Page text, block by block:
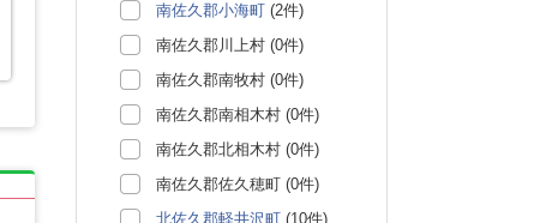
南佐久郡小海町 (2件)
南佐久郡川上村 (0件)
南佐久郡南牧村 (0件)
南佐久郡南相木村 (0件)
南佐久郡北相木村 (0件)
南佐久郡佐久穂町 (0件)
北佐久郡軽井沢町 (10件)